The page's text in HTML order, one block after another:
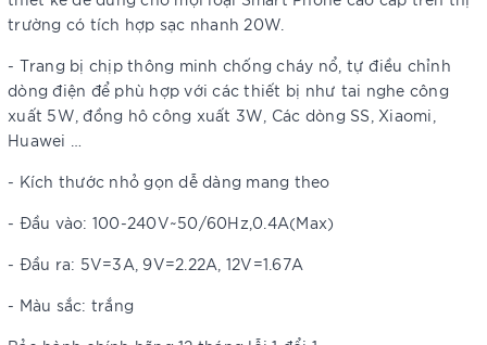
trường có tích hợp sạc nhanh 20W.
- Trang bị chịp thông minh chống cháy nổ, tự điều chỉnh
dòng điện để phù hợp với các thiết bị như tai nghe công
xuất 5W, đồng hô công xuất 3W, Các dòng SS, Xiaomi,
Huawei …
- Kích thước nhỏ gọn dễ dàng mang theo
- Đầu vào: 100-240V~50/60Hz,0.4A(Max)
- Đầu ra: 5V=3A, 9V=2.22A, 12V=1.67A
- Màu sắc: trắng